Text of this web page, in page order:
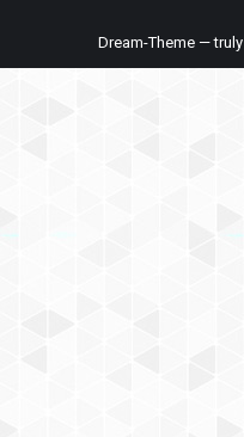
Dream-Theme — truly